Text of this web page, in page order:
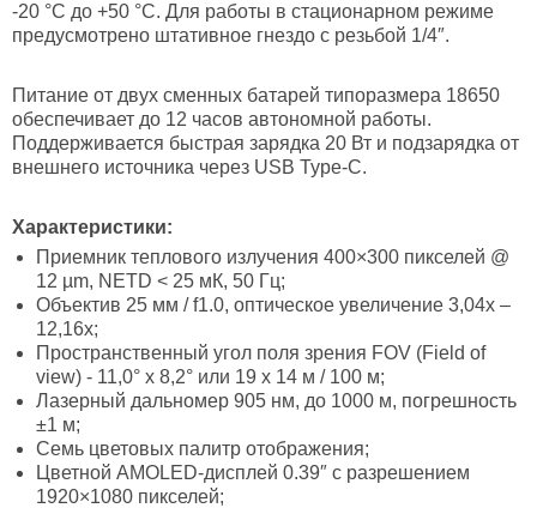
-20 °C до +50 °C. Для работы в стационарном режиме
предусмотрено штативное гнездо с резьбой 1/4″.
Питание от двух сменных батарей типоразмера 18650
обеспечивает до 12 часов автономной работы.
Поддерживается быстрая зарядка 20 Вт и подзарядка от
внешнего источника через USB Type-C.
Характеристики:
Приемник теплового излучения 400×300 пикселей @
12 µm, NETD < 25 мК, 50 Гц;
Объектив 25 мм / f1.0, оптическое увеличение 3,04x –
12,16x;
Пространственный угол поля зрения FOV (Field of
view) - 11,0° х 8,2° или 19 х 14 м / 100 м;
Лазерный дальномер 905 нм, до 1000 м, погрешность
±1 м;
Семь цветовых палитр отображения;
Цветной AMOLED-дисплей 0.39″ с разрешением
1920×1080 пикселей;